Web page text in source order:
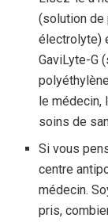
(solution de
électrolyte)
GaviLyte-G
le médecin,
soins de
Si vous
centre
médecin.
pris,